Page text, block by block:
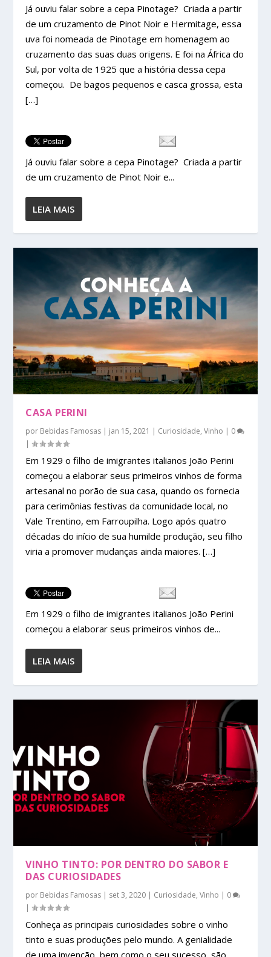
Já ouviu falar sobre a cepa Pinotage? Criada a partir
de um cruzamento de Pinot Noir e Hermitage, essa
uva foi nomeada de Pinotage em homenagem ao
cruzamento das suas duas origens. E foi na África do
Sul, por volta de 1925 que a história dessa cepa
começou. De bagos pequenos e casca grossa, esta
[…]
Já ouviu falar sobre a cepa Pinotage? Criada a partir
de um cruzamento de Pinot Noir e...
LEIA MAIS
CASA PERINI
por Bebidas Famosas | jan 15, 2021 | Curiosidade,Vinho | 0
|
Em 1929 o filho de imigrantes italianos João Perini
começou a elaborar seus primeiros vinhos de forma
artesanal no porão de sua casa, quando os fornecia
para cerimônias festivas da comunidade local, no
Vale Trentino, em Farroupilha. Logo após quatro
décadas do início de sua humilde produção, seu filho
viria a promover mudanças ainda maiores. […]
Em 1929 o filho de imigrantes italianos João Perini
começou a elaborar seus primeiros vinhos de...
LEIA MAIS
VINHO TINTO: POR DENTRO DO SABOR E
DAS CURIOSIDADES
por Bebidas Famosas | set 3, 2020 | Curiosidade,Vinho | 0
|
Conheça as principais curiosidades sobre o vinho
tinto e suas produções pelo mundo. A genialidade
de uma invenção, bem como o seu sucesso, são